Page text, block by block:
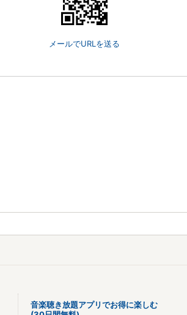
メールでURLを送る
音楽聴き放題アプリでお得に楽しむ